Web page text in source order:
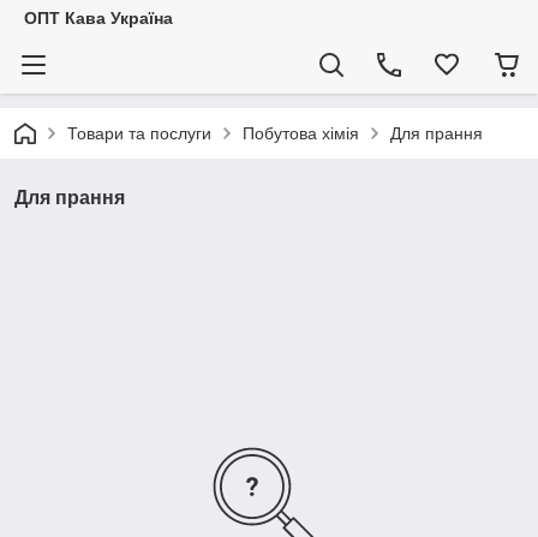
ОПТ Кава Україна
Товари та послуги Побутова хімія Для прання
Для прання